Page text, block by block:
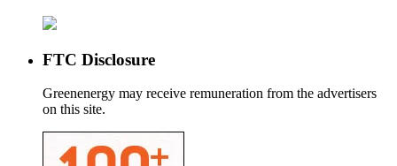
FTC Disclosure
Greenenergy may receive remuneration from the advertisers
on this site.